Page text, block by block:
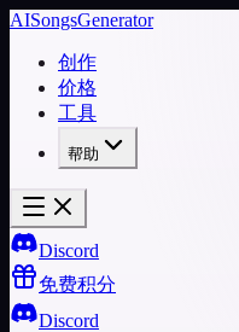
AISongsGenerator
创作
价格
工具
帮助
Discord
免费积分
Discord